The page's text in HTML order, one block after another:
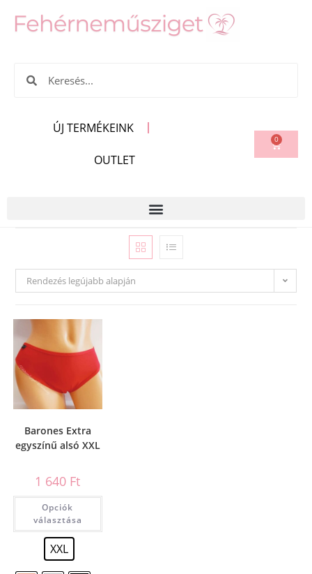
ÚJ TERMÉKEINK
OUTLET
0
Rendezés legújabb alapján
Barones Extra
egyszínű alsó XXL
1 640 Ft
Opciók
választása
XXL